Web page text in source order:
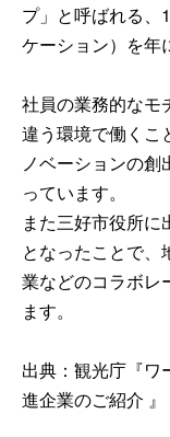
プ」と呼ばれる、
ケーション）を年
社員の業務的なモ
違う環境で働くこ
ノベーションの
っています。
また三好市役所
となったことで、
業などのコラボレ
ます。
出典：観光庁『ワ
進企業のご紹介 』